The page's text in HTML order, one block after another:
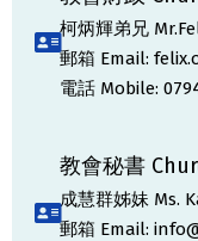
柯炳輝弟兄
郵箱 Email:
電話 Mobile:
教會秘書
成慧群姊妹 Ms.
郵箱 Email: